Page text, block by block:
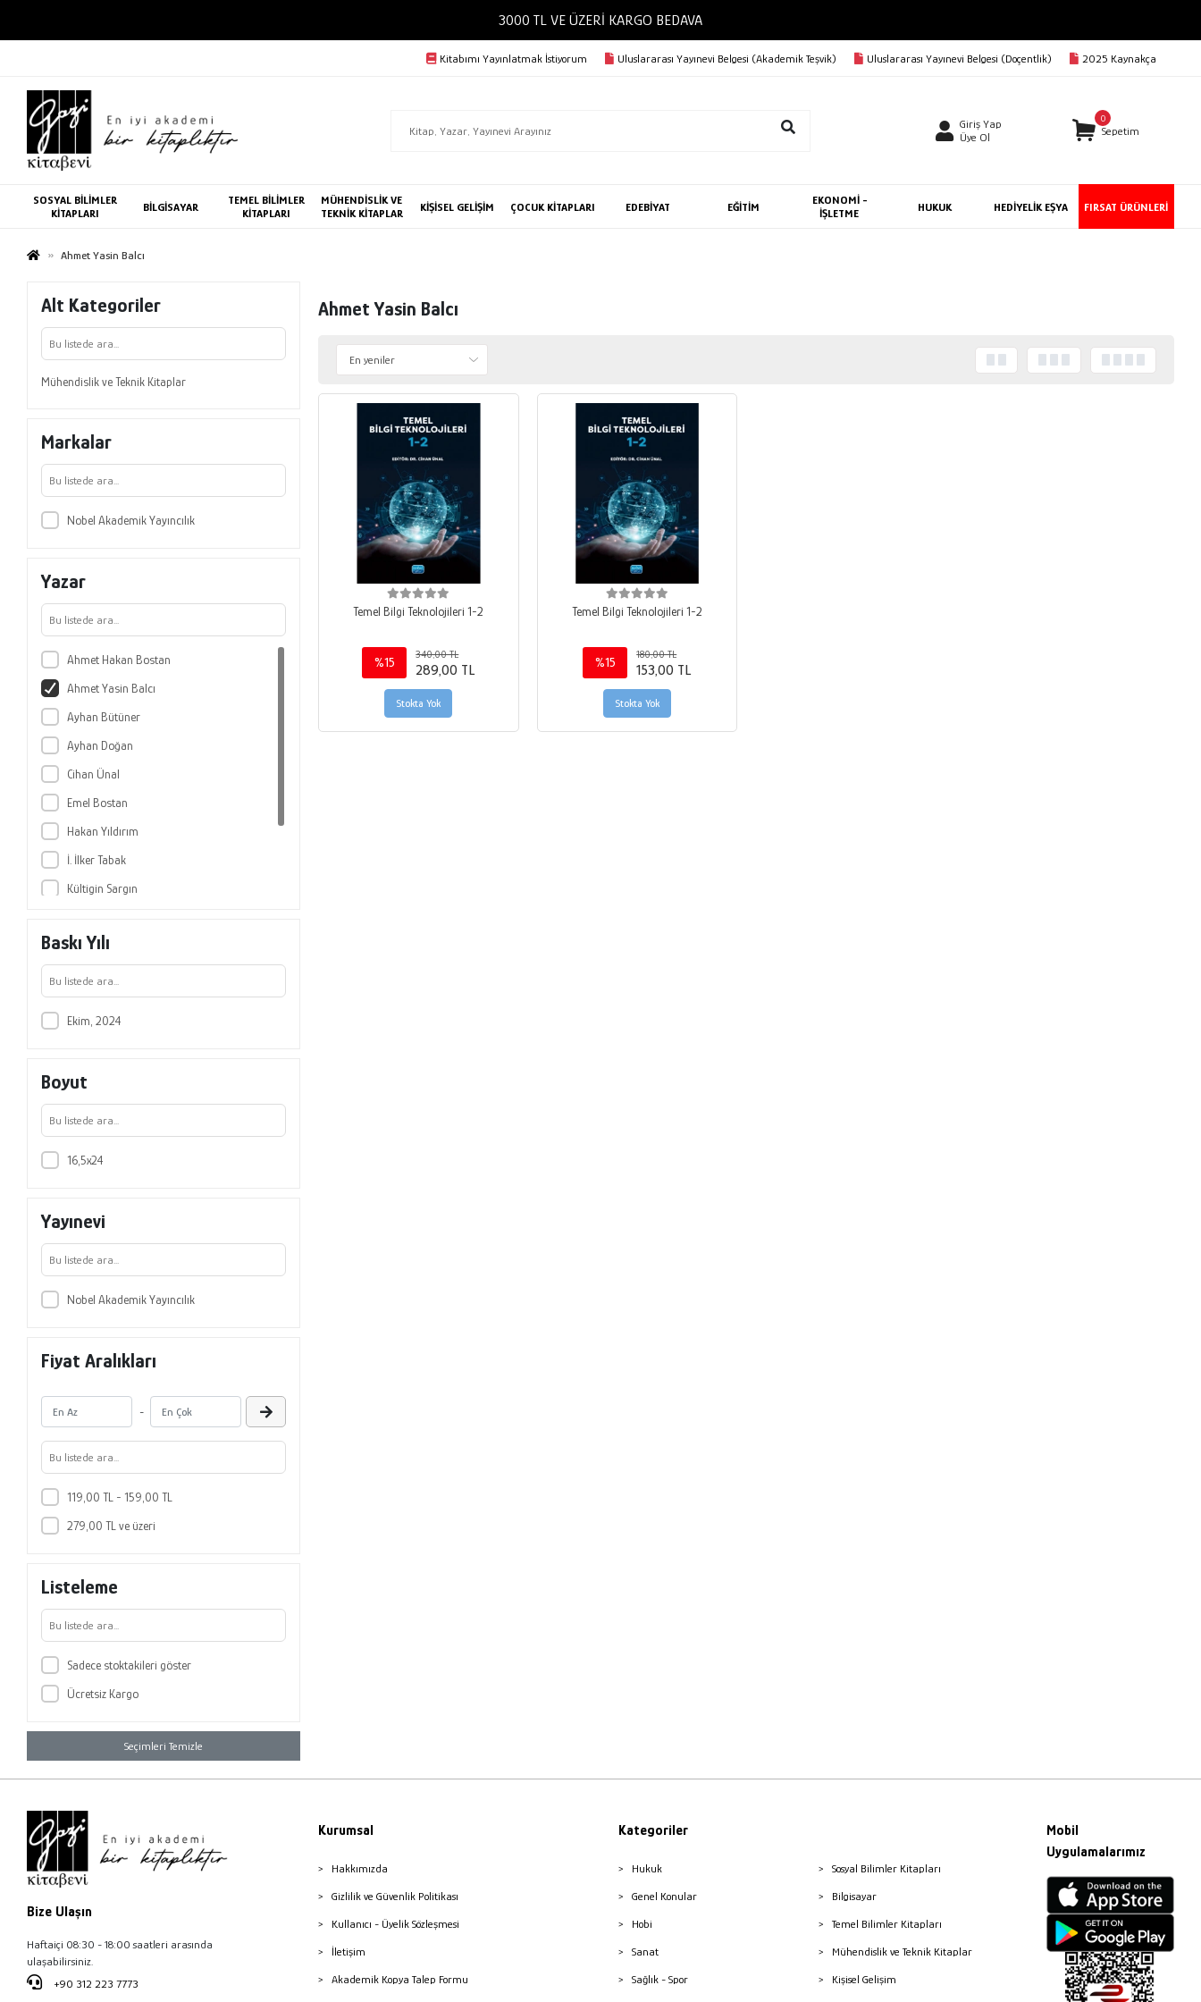
3000 TL VE ÜZERİ KARGO BEDAVA
Kitabımı Yayınlatmak İstiyorum Uluslararası Yayınevi Belgesi (Akademik Teşvik) Uluslararası Yayınevi Belgesi (Doçentlik) 2025 Kaynakça
Giriş Yap
Üye Ol
0
Sepetim
SOSYAL BİLİMLER
KİTAPLARI
BİLGİSAYAR
TEMEL BİLİMLER
KİTAPLARI
MÜHENDİSLİK VE
TEKNİK KİTAPLAR
KİŞİSEL GELİŞİM ÇOCUK KİTAPLARI EDEBİYAT EĞİTİM
EKONOMİ -
İŞLETME
HUKUK HEDİYELİK EŞYA FIRSAT ÜRÜNLERİ
Ahmet Yasin Balcı
Alt Kategoriler
Mühendislik ve Teknik Kitaplar
Markalar
Nobel Akademik Yayıncılık
Yazar
Ahmet Hakan Bostan
Ahmet Yasin Balcı
Ayhan Bütüner
Ayhan Doğan
Cihan Ünal
Emel Bostan
Hakan Yıldırım
İ. İlker Tabak
Kültigin Sargın
Onur Ulusoy
Yeşim Bütüner
Baskı Yılı
Ekim, 2024
Boyut
16,5x24
Yayınevi
Nobel Akademik Yayıncılık
Fiyat Aralıkları
-
119,00 TL - 159,00 TL
279,00 TL ve üzeri
Listeleme
Sadece stoktakileri göster
Ücretsiz Kargo
Seçimleri Temizle
Ahmet Yasin Balcı
Temel Bilgi Teknolojileri 1-2
%15
340,00 TL
289,00 TL
Stokta Yok
Temel Bilgi Teknolojileri 1-2
%15
180,00 TL
153,00 TL
Stokta Yok
Bize Ulaşın
Haftaiçi 08:30 - 18:00 saatleri arasında
ulaşabilirsiniz.
+90 312 223 7773
Kurumsal
Hakkımızda
Gizlilik ve Güvenlik Politikası
Kullanıcı - Üyelik Sözleşmesi
İletişim
Akademik Kopya Talep Formu
Kategoriler
Hukuk
Genel Konular
Hobi
Sanat
Sağlık - Spor
Sosyal Bilimler Kitapları
Bilgisayar
Temel Bilimler Kitapları
Mühendislik ve Teknik Kitaplar
Kişisel Gelişim
Mobil
Uygulamalarımız